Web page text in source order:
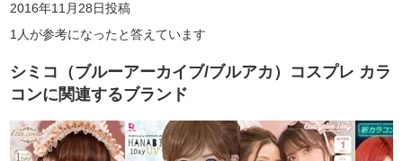
2016年11月28日投稿
1 人が参考になったと答えています
シミコ（ブルーアーカイブ/ブルアカ）コスプレ カラ
コンに関連するブランド